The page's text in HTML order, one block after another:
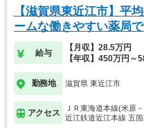
【滋賀県東近江市】平
ームな働きやすい薬局で
給与
【月収】28.5万円
【年収】450万円～
勤務地 滋賀県 東近江市
アクセス
ＪＲ東海道本線(米原
近江鉄道近江本線 五